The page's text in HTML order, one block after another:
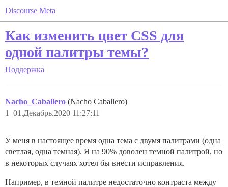
Discourse Meta
Как изменить цвет CSS для
одной палитры темы?
Поддержка
Nacho_Caballero (Nacho Caballero)
01.Декабрь.2020 11:27:11
1
У меня в настоящее время одна тема с двумя палитрами (одна
светлая, одна темная). Я на 90% доволен темной палитрой, но
в некоторых случаях хотел бы внести исправления.
Например, в темной палитре недостаточно контраста между